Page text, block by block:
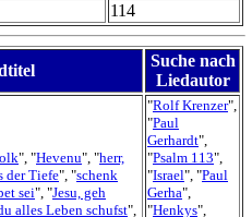
114
Suche nach
Liedautor
", "Hevenu", "herr,
der Tiefe", "schenk
sei", "Jesu, geh
alles Leben schufst",
"Rolf Krenzer",
"Paul
Gerhardt",
"Psalm 113",
"Israel", "Paul
Gerha",
"Henkys",